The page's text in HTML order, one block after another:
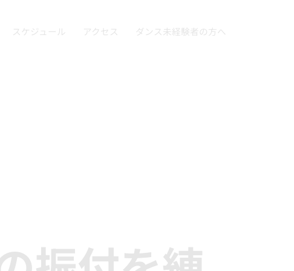
スケジュール アクセス ダンス未経験者の方へ